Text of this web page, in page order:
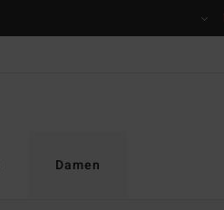
Damen